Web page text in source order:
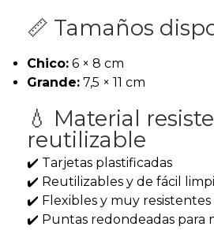
📏 Tamaños
Chico:6 × 8 cm
Grande:7,5 × 11 cm
💧 Material
reutilizable
✔️ Tarjetas plastificadas
✔️ Reutilizables y de fácil
✔️ Flexibles y muy resistentes
✔️ Puntas redondeadas para